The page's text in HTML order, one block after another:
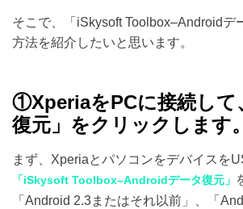
そこで、「iSkysoft Toolbox–Androidデ
方法を紹介したいと思います。
①XperiaをPCに接続して
復元」をクリックします。
まず、Xperiaとパソコンをデバイスを
「iSkysoft Toolbox–Androidデータ復元」
「Android 2.3またはそれ以前」、「